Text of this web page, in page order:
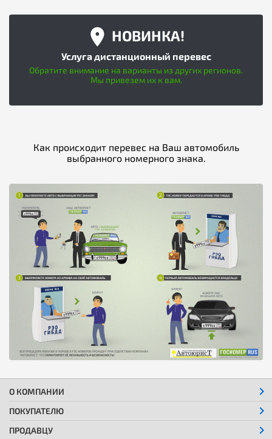
НОВИНКА!
Услуга дистанционный перевес
Обратите внимание на варианты из других регионов.
Мы привезем их к вам.
Как происходит перевес на Ваш автомобиль
выбранного номерного знака.
О КОМПАНИИ
ПОКУПАТЕЛЮ
ПРОДАВЦУ